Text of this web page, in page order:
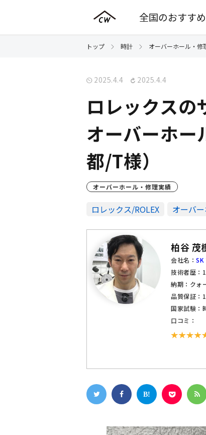
全国のおすす
トップ 時計 オーバーホール・修
2025.4.4 2025.4.4
ロレックス
オーバーホー
都/T様）
オーバーホール・修理実績
ロレックス/ROLEX オーバ
柏谷 茂
会社名：
技術者歴：
納期：クォ
品質保証：
国家試験：
口コミ：